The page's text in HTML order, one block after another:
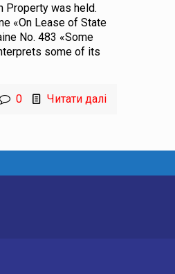
Property was held.
«On Lease of State
No. 483 «Some
some of its
0 Читати далі